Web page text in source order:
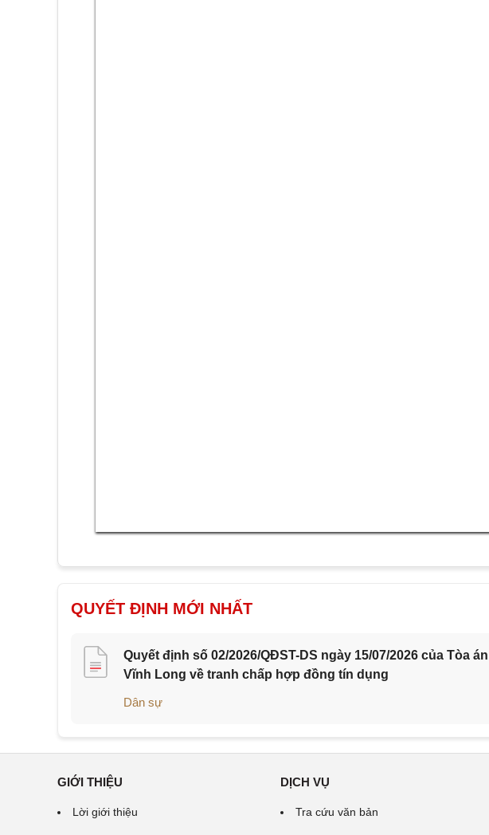
QUYẾT ĐỊNH MỚI NHẤT
Quyết định số 02/2026/QĐST-DS ngày 15/07/2026 của Tòa
Vĩnh Long về tranh chấp hợp đồng tín dụng
Dân sự
GIỚI THIỆU
Lời giới thiệu
DỊCH VỤ
Tra cứu văn bản